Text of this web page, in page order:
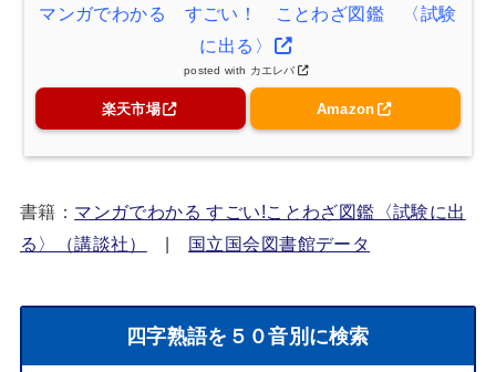
マンガでわかる すごい！ ことわざ図鑑 〈試験
に出る〉
posted with カエレバ
楽天市場 Amazon
書籍： マンガでわかる すごい!ことわざ図鑑〈試験に出
る〉（講談社）
| 国立国会図書館データ
四字熟語を５０音別に検索